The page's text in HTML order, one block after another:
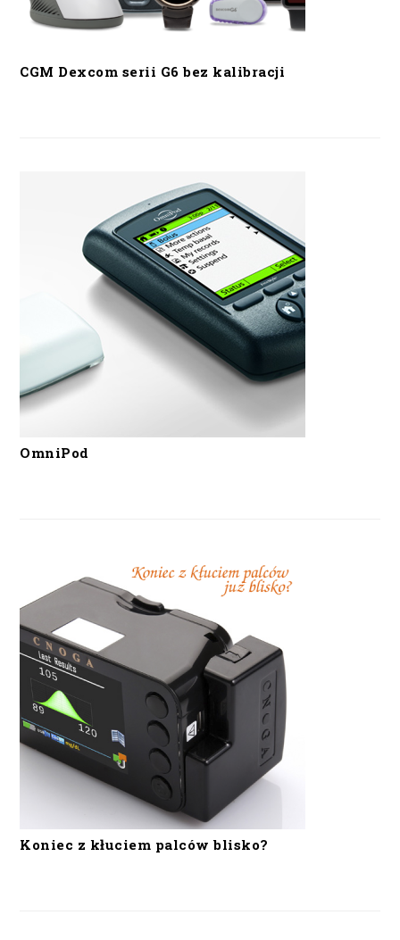
CGM Dexcom serii G6 bez kalibracji
OmniPod
Koniec z kłuciem palców blisko?